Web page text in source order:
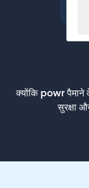
क्योंकि powr पैमाने
सुरक्षा